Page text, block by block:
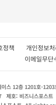
정책 개인정
이메일무단
이스 12층 1201호-1203
제호: 비즈니스포스트